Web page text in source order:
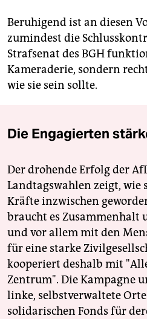
Beruhigend ist an diesen
zumindest die
Strafsenat des BGH
Kameraderie, sondern
wie sie sein sollte.
Die Engagierten
Der drohende Erfolg der
Landtagswahlen zeigt, wie
Kräfte inzwischen
braucht es Zusammenhalt
und vor allem mit den
für eine starke
kooperiert deshalb mit
Zentrum". Die Kampagne
linke, selbstverwaltete
solidarischen Fonds für